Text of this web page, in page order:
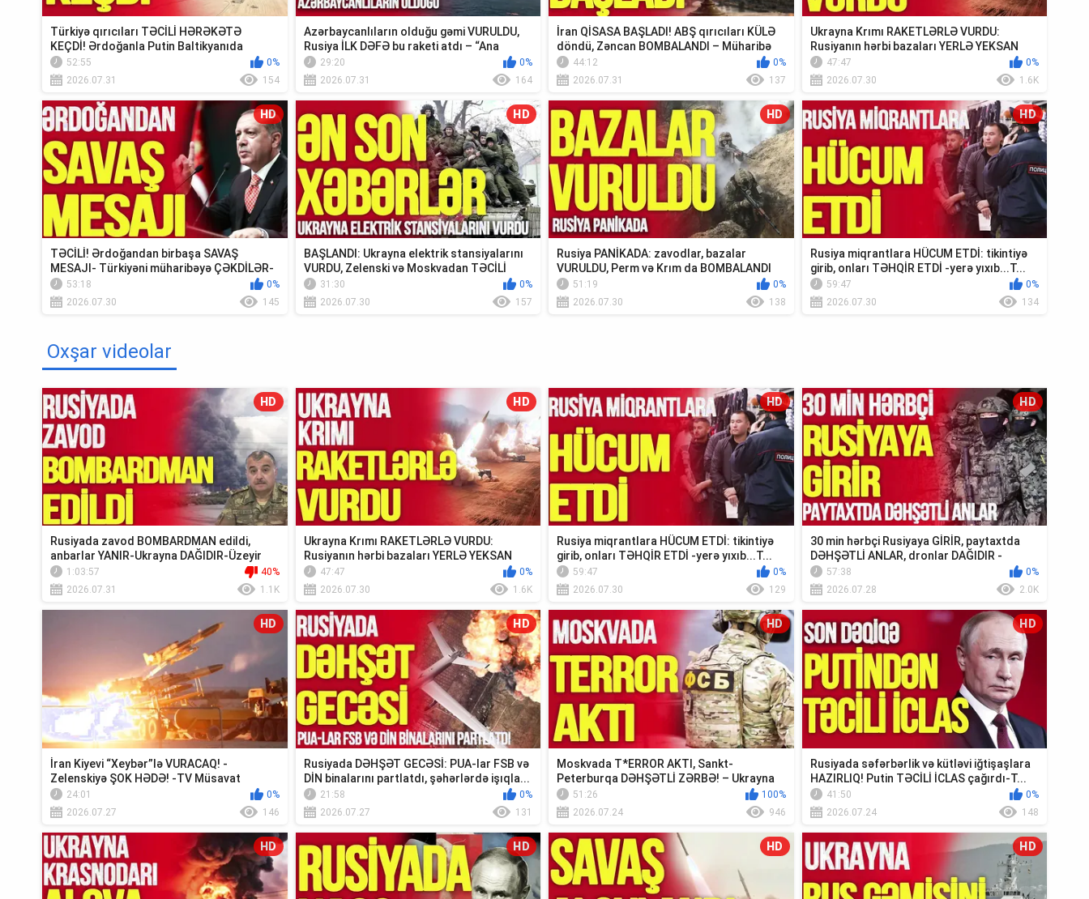
Türkiyə qırıcıları TƏCİLİ HƏRƏKƏTƏ
KEÇDİ! Ərdoğanla Putin Baltikyanıda
TOQQUŞUR-TV...
52:55
0%
2026.07.31
154
Azərbaycanlıların olduğu gəmi VURULDU,
Rusiya İLK DƏFƏ bu raketi atdı – “Ana
Xəbər”
29:20
0%
2026.07.31
164
İran QİSASA BAŞLADI! ABŞ qırıcıları KÜLƏ
döndü, Zəncan BOMBALANDI – Müharibə
xəbər...
44:12
0%
2026.07.31
137
Ukrayna Krımı RAKETLƏRLƏ VURDU:
Rusiyanın hərbi bazaları YERLƏ YEKSAN
EDİLDİ - TV ...
47:47
0%
2026.07.30
1.6K
HD
TƏCİLİ! Ərdoğandan birbaşa SAVAŞ
MESAJI- Türkiyəni müharibəyə ÇƏKDİLƏR-
TV Müsavat
53:18
0%
2026.07.30
145
HD
BAŞLANDI: Ukrayna elektrik stansiyalarını
VURDU, Zelenski və Moskvadan TƏCİLİ
Krım...
31:30
0%
2026.07.30
157
HD
Rusiya PANİKADA: zavodlar, bazalar
VURULDU, Perm və Krım da BOMBALANDI
51:19
0%
2026.07.30
138
HD
Rusiya miqrantlara HÜCUM ETDİ: tikintiyə
girib, onları TƏHQİR ETDİ -yerə yıxıb...T...
59:47
0%
2026.07.30
134
Oxşar videolar
HD
Rusiyada zavod BOMBARDMAN edildi,
anbarlar YANIR-Ukrayna DAĞIDIR-Üzeyir
Cəfərov Ca...
1:03:57
40%
2026.07.31
1.1K
HD
Ukrayna Krımı RAKETLƏRLƏ VURDU:
Rusiyanın hərbi bazaları YERLƏ YEKSAN
EDİLDİ - TV ...
47:47
0%
2026.07.30
1.6K
HD
Rusiya miqrantlara HÜCUM ETDİ: tikintiyə
girib, onları TƏHQİR ETDİ -yerə yıxıb...T...
59:47
0%
2026.07.30
129
HD
30 min hərbçi Rusiyaya GİRİR, paytaxtda
DƏHŞƏTLİ ANLAR, dronlar DAĞIDIR -
Ədalət V...
57:38
0%
2026.07.28
2.0K
HD
İran Kiyevi “Xeybər”lə VURACAQ! -
Zelenskiyə ŞOK HƏDƏ! -TV Müsavat
24:01
0%
2026.07.27
146
HD
Rusiyada DƏHŞƏT GECƏSİ: PUA-lar FSB və
DİN binalarını partlatdı, şəhərlərdə işıqla...
21:58
0%
2026.07.27
131
HD
Moskvada T*ERROR AKTI, Sankt-
Peterburqa DƏHŞƏTLİ ZƏRBƏ! – Ukrayna
DAĞIDIR, ruslar ...
51:26
100%
2026.07.24
946
HD
Rusiyada səfərbərlik və kütləvi iğtişaşlara
HAZIRLIQ! Putin TƏCİLİ İCLAS çağırdı-T...
41:50
0%
2026.07.24
148
HD HD HD HD